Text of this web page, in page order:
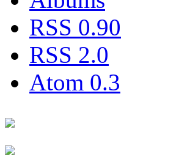
RSS 0.90
RSS 2.0
Atom 0.3